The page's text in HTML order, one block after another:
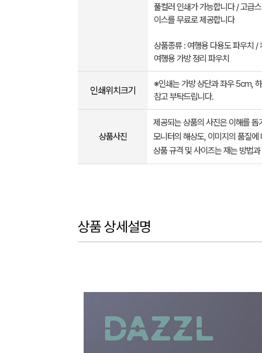
풀컬러 인쇄가 가능합니다 / 고급
이스를 무료로 제공합니다
상품종류 : 여행용 다용도 파우치 /
여행용 가방 정리 파우치
인쇄위치크기
※인쇄는 가방 상단과 좌우 5cm,
참고 부탁드립니다.
상품사진
제공되는 상품의 사진은 이해를
모니터의 해상도, 이미지의 품질
상품 규격 및 사이즈는 재는 방법
상품 상세설명